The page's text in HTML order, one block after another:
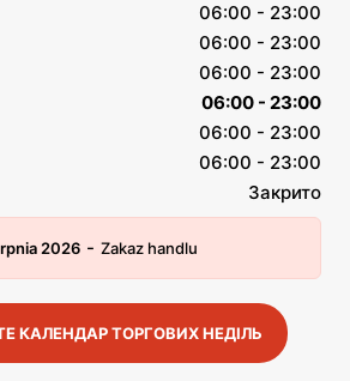
06:00 - 23:00
06:00 - 23:00
06:00 - 23:00
06:00 - 23:00
06:00 - 23:00
06:00 - 23:00
Закрито
2026 - Zakaz handlu
КАЛЕНДАР ТОРГОВИХ НЕДІЛЬ